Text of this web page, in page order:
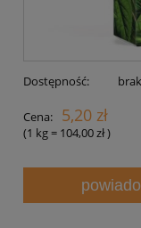
Dostępność:
Cena: 5,20 zł
(1 kg= 104,00 zł)